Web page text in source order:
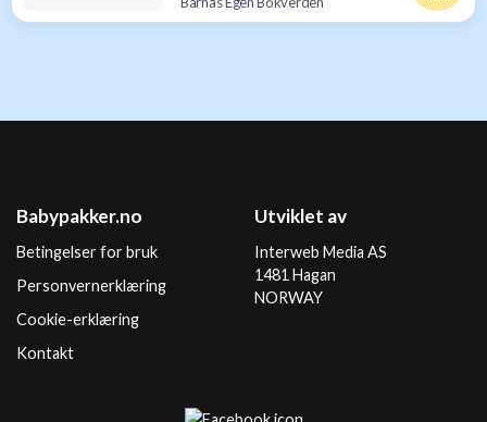
Babypakker.no
Betingelser for bruk
Personvernerklæring
Cookie-erklæring
Kontakt
Utviklet av
Interweb Media AS
1481 Hagan
NORWAY